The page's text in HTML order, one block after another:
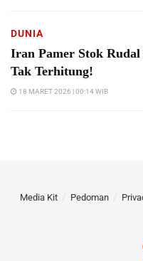
DUNIA
Iran Pamer Stok
Tak Terhitung!
18 MARET 2026 | 00:14 WIB
Media Kit Pedoman